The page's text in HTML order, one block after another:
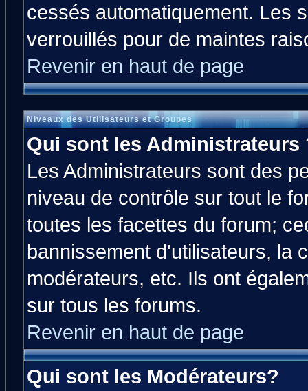
cessés automatiquement. Les
verrouillés pour de maintes
Revenir en haut de page
Niveaux des Utilisateurs et Groupes
Qui sont les Administrateurs
Les Administrateurs sont des
niveau de contrôle sur tout le
toutes les facettes du forum;
bannissement d'utilisateurs, la
modérateurs, etc. Ils ont
sur tous les forums.
Revenir en haut de page
Qui sont les Modérateurs?